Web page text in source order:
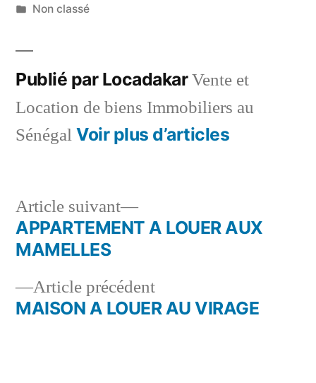
par
Publié
Non classé
Publié par LocadakarVente et
Location de biens Immobiliers au
Sénégal Voir plus d’articles
Navigation
l’article
Article précédentArticle
précédent :
MAISON A LOUER AU VIRAGE
Article suivant
Article
suivant :
APPARTEMENT A LOUER AUX
MAMELLES